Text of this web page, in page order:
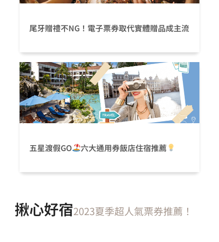
尾牙贈禮不NG！電子票券取代實體贈品成主流
五星渡假GO 六大通用券飯店住宿推薦
揪心好宿2023夏季超人氣票券推薦！